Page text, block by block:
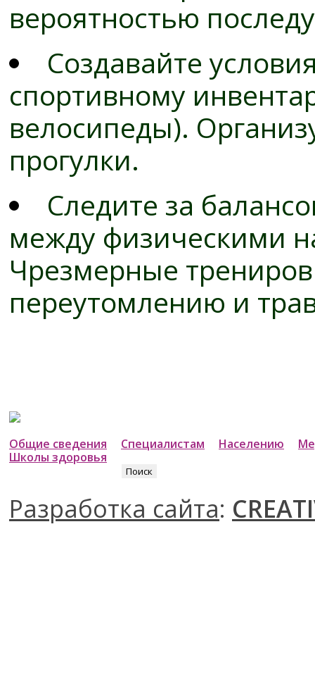
вероятностью
Создавайте
спортивному
велосипеды).
прогулки.
Следите за
между физическими
Чрезмерные
переутомлению и
Общие сведения Специалистам Населению
Школы здоровья
Разработка сайта: